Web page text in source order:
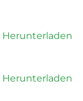
Herunterladen
Herunterladen